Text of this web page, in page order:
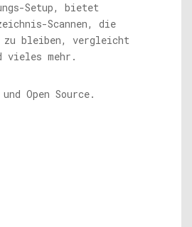
Setup, bietet
Scannen, die
zu bleiben, vergleicht
vieles mehr.
Open Source.